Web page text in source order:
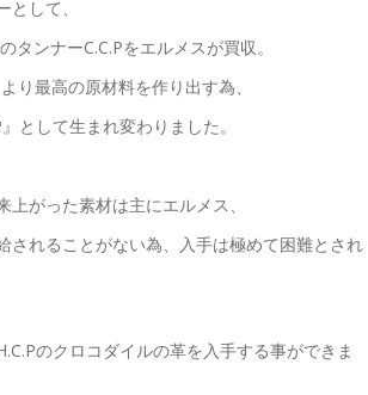
して、
ンナーC.C.Pをエルメスが買収。
り最高の原材料を作り出す為、
として生まれ変わりました。
がった素材は主にエルメス、
されることがない為、入手は極めて困難とされ
のクロコダイルの革を入手する事ができま